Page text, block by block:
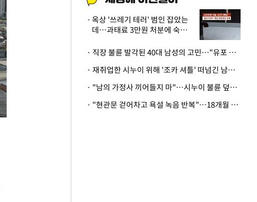
옥상 '쓰레기 테러' 범인 잡았는
데…과태료 3만원 처분에 숙박업
· 직장 불륜 발각된 40대 남성의 고민…"유포 동료 명예훼손·협박죄 고소 가능할까"
· 재취업한 시누이 위해 '조카 셔틀' 떠넘긴 남편…아내 "난 못한다"
· "남의 가정사 끼어들지 마"…시누이 불륜 덮으려는 남편에 억울한 아내
· "현관문 걷어차고 욕설 녹음 반복"…18개월 아기 키우는 집 뒤흔든 '앞집의 비극'